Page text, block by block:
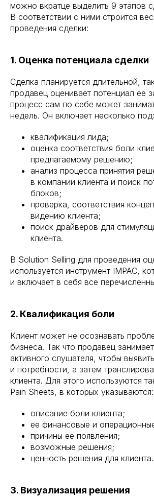
можно вкратце выделить 9 этапов
В соответствии с ними строится
проведения сделки:
1. Оценка потенциала сделки
Сделка планируется длительной,
продавец оценивает потенциал ее
процесс сам по себе может
недель. Он включает несколько
квалификация лида;
оценка соответствия боли
предлагаемому решению;
анализ процесса принятия
в компании клиента и поиск
блоков;
проверка, соответствия
видению клиента;
поиск драйверов для
клиента.
В Solution Selling для проведения
используется инструмент IMPAC,
и включает в себя все
2. Квалификация боли
Клиент может не осознавать
бизнеса. Так что продавец
активного слушателя, чтобы
и потребности, а затем
клиента. Для этого используются
Pain Sheets, в которых указываются:
описание боли клиента;
ее финансовые и
причины ее появления;
возможные решения;
ценность решения для клиента.
3. Визуализация решения